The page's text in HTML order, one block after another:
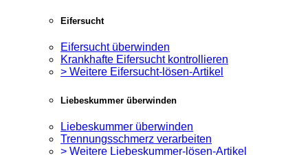
Eifersucht
Eifersucht überwinden
Krankhafte Eifersucht kontrollieren
> Weitere Eifersucht-lösen-Artikel
Liebeskummer überwinden
Liebeskummer überwinden
Trennungsschmerz verarbeiten
> Weitere Liebeskummer-lösen-Artikel